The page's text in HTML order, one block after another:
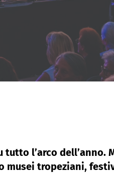
l’arco dell’anno.
tropeziani,